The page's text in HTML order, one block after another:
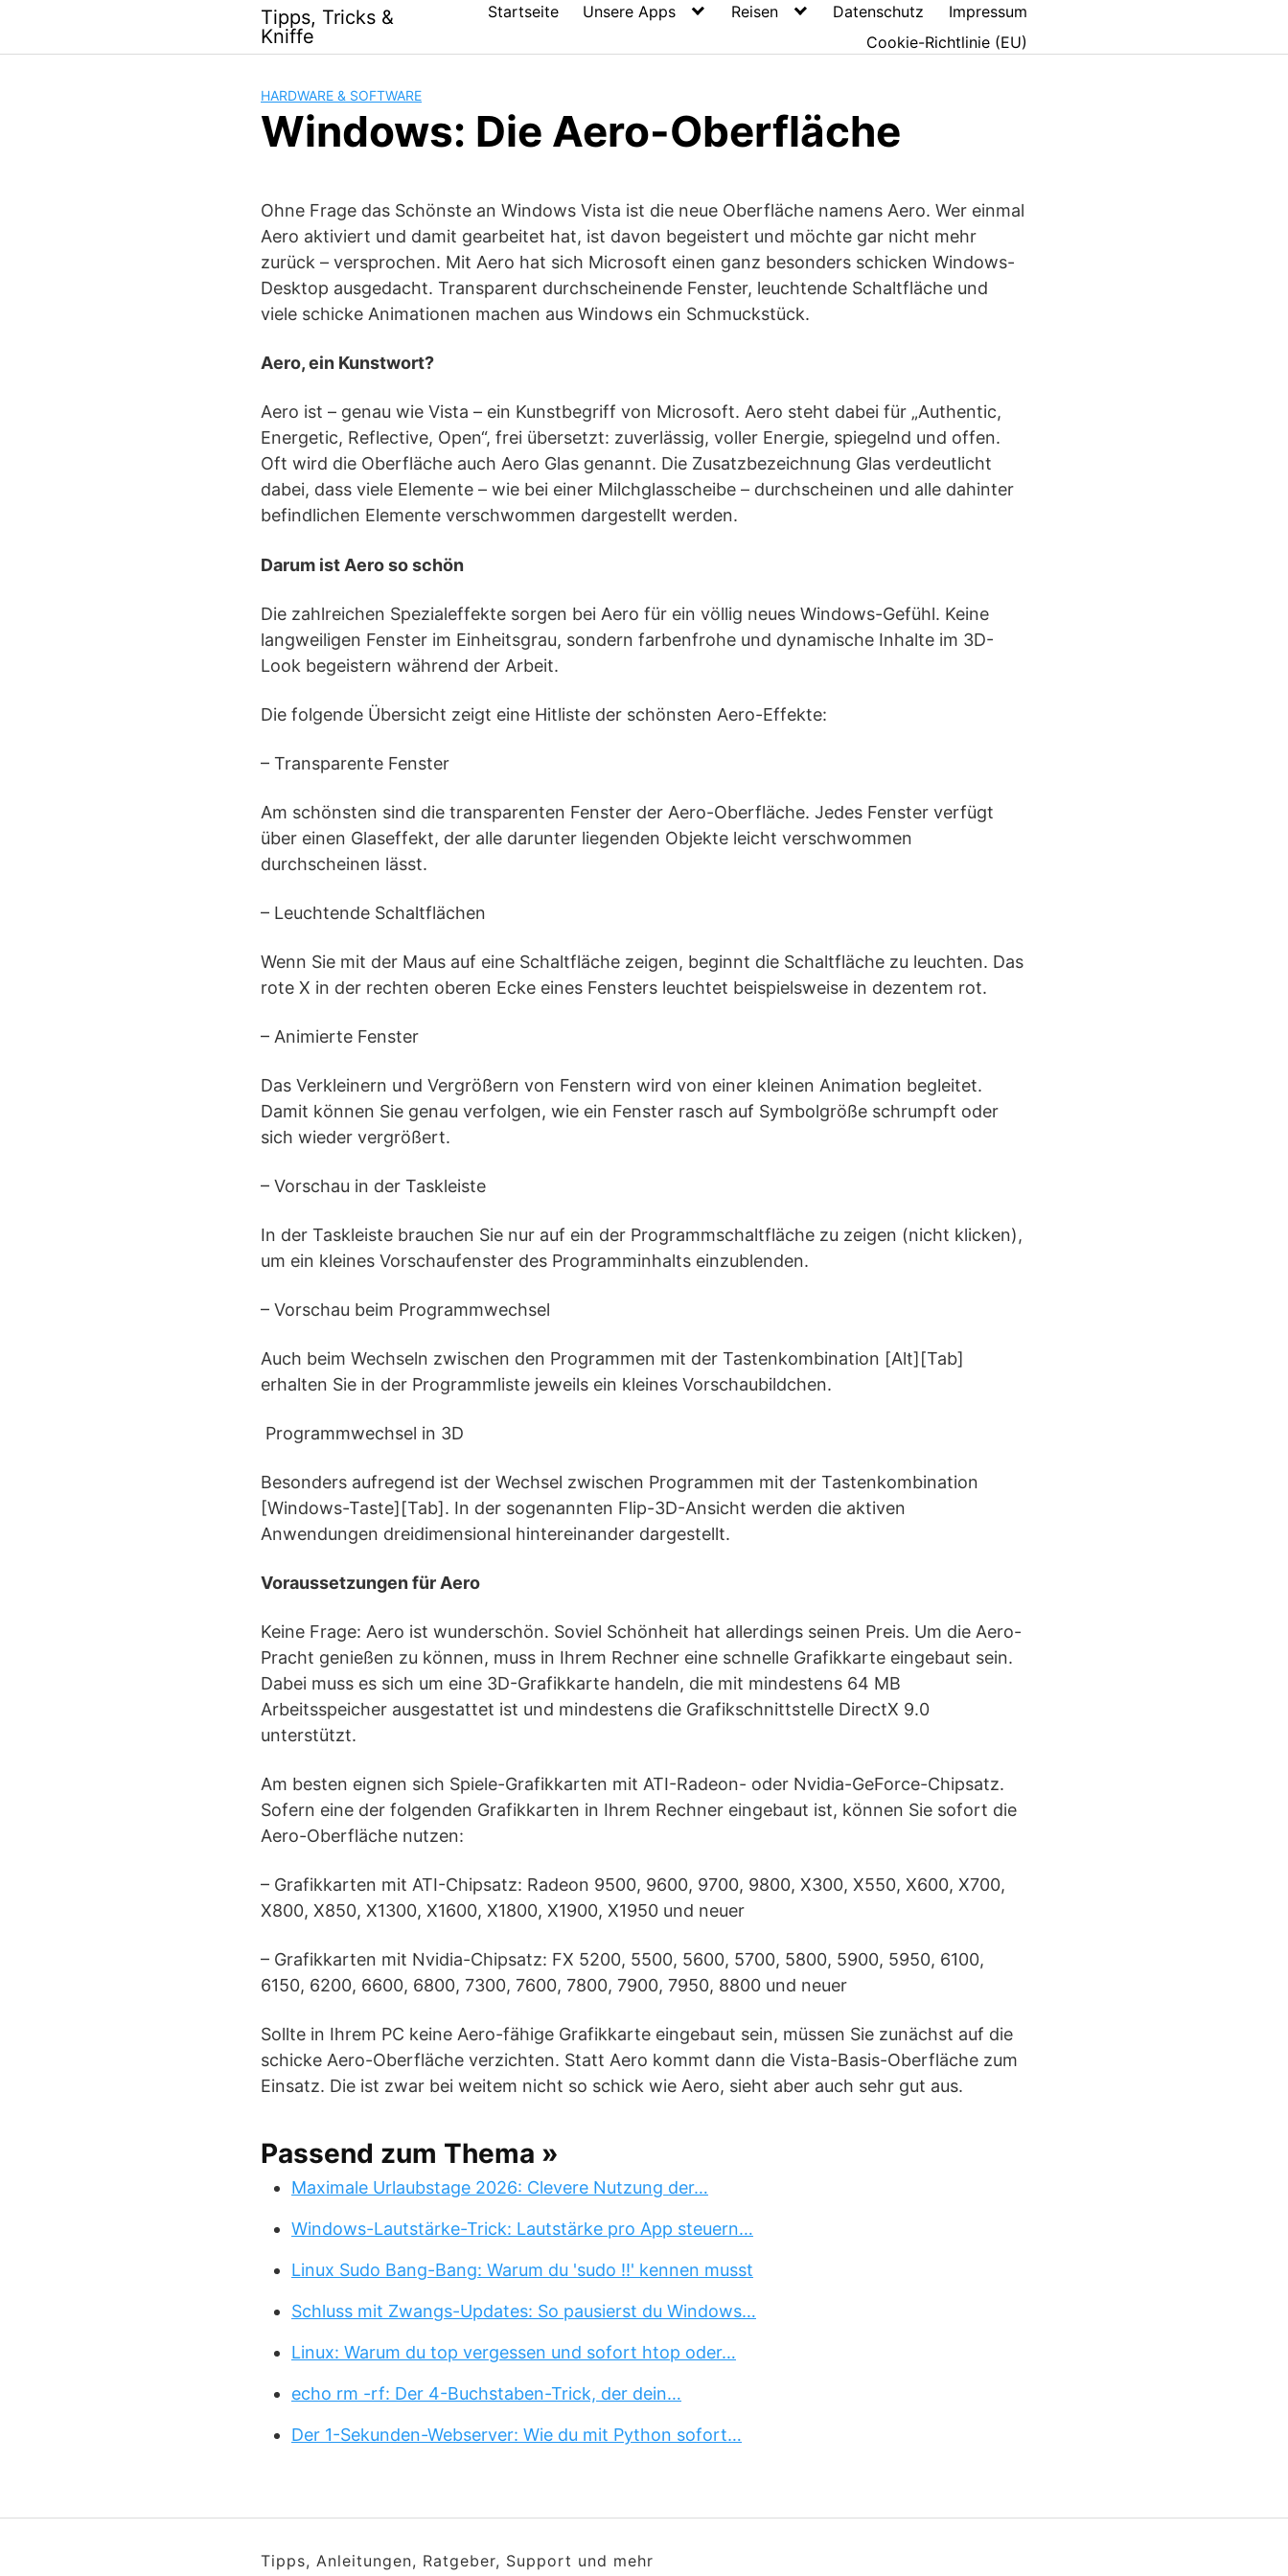
content
Tipps, Tricks &
Kniffe
Startseite Unsere Apps Reisen Datenschutz
Impressum
Cookie-Richtlinie (EU)
HARDWARE & SOFTWARE
Windows: Die Aero-Oberfläche
Ohne Frage das Schönste an Windows Vista ist die neue Oberfläche namens Aero. Wer einmal
Aero aktiviert und damit gearbeitet hat, ist davon begeistert und möchte gar nicht mehr
zurück – versprochen. Mit Aero hat sich Microsoft einen ganz besonders schicken Windows-
Desktop ausgedacht. Transparent durchscheinende Fenster, leuchtende Schaltfläche und
viele schicke Animationen machen aus Windows ein Schmuckstück.
Aero, ein Kunstwort?
Aero ist – genau wie Vista – ein Kunstbegriff von Microsoft. Aero steht dabei für „Authentic,
Energetic, Reflective, Open“, frei übersetzt: zuverlässig, voller Energie, spiegelnd und offen.
Oft wird die Oberfläche auch Aero Glas genannt. Die Zusatzbezeichnung Glas verdeutlicht
dabei, dass viele Elemente – wie bei einer Milchglasscheibe – durchscheinen und alle dahinter
befindlichen Elemente verschwommen dargestellt werden.
Darum ist Aero so schön
Die zahlreichen Spezialeffekte sorgen bei Aero für ein völlig neues Windows-Gefühl. Keine
langweiligen Fenster im Einheitsgrau, sondern farbenfrohe und dynamische Inhalte im 3D-
Look begeistern während der Arbeit.
Die folgende Übersicht zeigt eine Hitliste der schönsten Aero-Effekte:
– Transparente Fenster
Am schönsten sind die transparenten Fenster der Aero-Oberfläche. Jedes Fenster verfügt
über einen Glaseffekt, der alle darunter liegenden Objekte leicht verschwommen
durchscheinen lässt.
– Leuchtende Schaltflächen
Wenn Sie mit der Maus auf eine Schaltfläche zeigen, beginnt die Schaltfläche zu leuchten. Das
rote X in der rechten oberen Ecke eines Fensters leuchtet beispielsweise in dezentem rot.
– Animierte Fenster
Das Verkleinern und Vergrößern von Fenstern wird von einer kleinen Animation begleitet.
Damit können Sie genau verfolgen, wie ein Fenster rasch auf Symbolgröße schrumpft oder
sich wieder vergrößert.
– Vorschau in der Taskleiste
In der Taskleiste brauchen Sie nur auf ein der Programmschaltfläche zu zeigen (nicht klicken),
um ein kleines Vorschaufenster des Programminhalts einzublenden.
– Vorschau beim Programmwechsel
Auch beim Wechseln zwischen den Programmen mit der Tastenkombination [Alt][Tab]
erhalten Sie in der Programmliste jeweils ein kleines Vorschaubildchen.
Programmwechsel in 3D
Besonders aufregend ist der Wechsel zwischen Programmen mit der Tastenkombination
[Windows-Taste][Tab]. In der sogenannten Flip-3D-Ansicht werden die aktiven
Anwendungen dreidimensional hintereinander dargestellt.
Voraussetzungen für Aero
Keine Frage: Aero ist wunderschön. Soviel Schönheit hat allerdings seinen Preis. Um die Aero-
Pracht genießen zu können, muss in Ihrem Rechner eine schnelle Grafikkarte eingebaut sein.
Dabei muss es sich um eine 3D-Grafikkarte handeln, die mit mindestens 64 MB
Arbeitsspeicher ausgestattet ist und mindestens die Grafikschnittstelle DirectX 9.0
unterstützt.
Am besten eignen sich Spiele-Grafikkarten mit ATI-Radeon- oder Nvidia-GeForce-Chipsatz.
Sofern eine der folgenden Grafikkarten in Ihrem Rechner eingebaut ist, können Sie sofort die
Aero-Oberfläche nutzen:
– Grafikkarten mit ATI-Chipsatz: Radeon 9500, 9600, 9700, 9800, X300, X550, X600, X700,
X800, X850, X1300, X1600, X1800, X1900, X1950 und neuer
– Grafikkarten mit Nvidia-Chipsatz: FX 5200, 5500, 5600, 5700, 5800, 5900, 5950, 6100,
6150, 6200, 6600, 6800, 7300, 7600, 7800, 7900, 7950, 8800 und neuer
Sollte in Ihrem PC keine Aero-fähige Grafikkarte eingebaut sein, müssen Sie zunächst auf die
schicke Aero-Oberfläche verzichten. Statt Aero kommt dann die Vista-Basis-Oberfläche zum
Einsatz. Die ist zwar bei weitem nicht so schick wie Aero, sieht aber auch sehr gut aus.
Passend zum Thema »
Maximale Urlaubstage 2026: Clevere Nutzung der…
Windows-Lautstärke-Trick: Lautstärke pro App steuern…
Linux Sudo Bang-Bang: Warum du 'sudo !!' kennen musst
Schluss mit Zwangs-Updates: So pausierst du Windows…
Linux: Warum du top vergessen und sofort htop oder…
echo rm -rf: Der 4-Buchstaben-Trick, der dein…
Der 1-Sekunden-Webserver: Wie du mit Python sofort…
Tipps, Anleitungen, Ratgeber, Support und mehr